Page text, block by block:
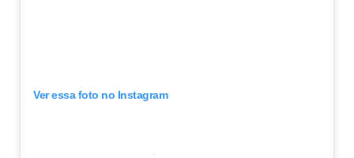
Ver essa foto no Instagram